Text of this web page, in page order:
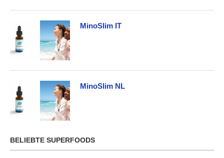
MinoSlim IT
MinoSlim NL
BELIEBTE SUPERFOODS